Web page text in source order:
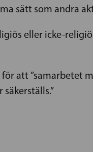
sätt som andra
eller icke-
att ”samarbetet